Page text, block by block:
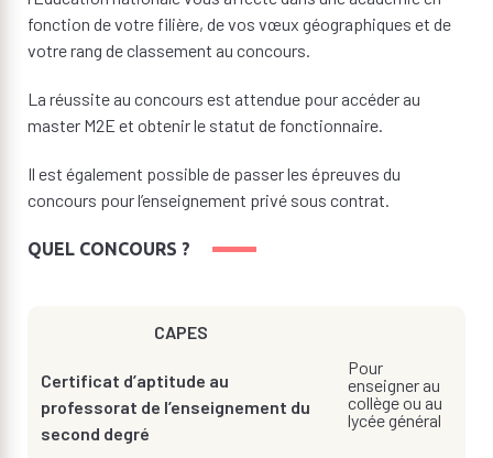
fonction de votre filière, de vos vœux géographiques et de
votre rang de classement au concours.
La réussite au concours est attendue pour accéder au
master M2E et obtenir le statut de fonctionnaire.
Il est également possible de passer les épreuves du
concours pour l’enseignement privé sous contrat.
QUEL CONCOURS ?
CAPES
Certificat d’aptitude au
professorat de l’enseignement du
second degré
Pour
enseigner au
collège ou au
lycée général